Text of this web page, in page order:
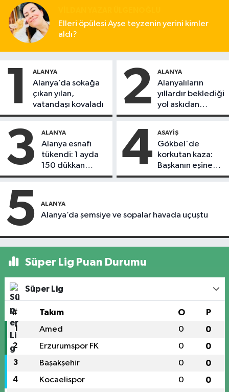
Elleri öpülesi Ayşe teyzenin yerini kimler
aldı?
1 ALANYA
Alanya’da sokağa
çıkan yılan,
vatandaşı kovaladı
2 ALANYA
Alanyalıların
yıllardır beklediği
yol askıdan
döndü
3 ALANYA
Alanya esnafı
tükendi: 1 ayda
150 dükkan
kapandı
4 ASAYIŞ
Gökbel'de
korkutan kaza:
Başkanın eşine
motosiklet çarptı
5 ALANYA
Alanya’da şemsiye ve sopalar havada uçuştu
Süper Lig Puan Durumu
Süper Lig
# Takım O P
1 Amed 0 0
2 Erzurumspor FK 0 0
3 Başakşehir 0 0
4 Kocaelispor 0 0